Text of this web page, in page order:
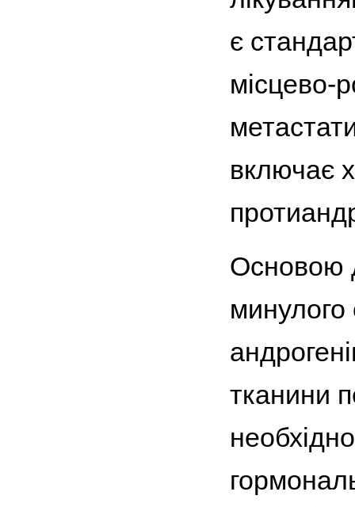
є
місцево-
включає
Основою
минулого
тканини